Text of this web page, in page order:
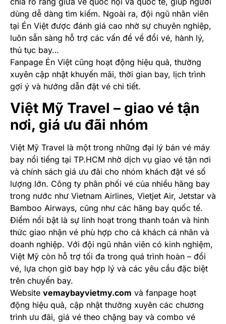
dùng dễ dàng tìm kiếm. Ngoài ra, đội ngũ nhân viên
tại Én Việt được đánh giá cao nhờ sự chuyên nghiệp,
luôn sẵn sàng hỗ trợ các vấn đề về đổi vé, hành lý,
thủ tục bay…
Fanpage Én Việt cũng hoạt động hiệu quả, thường
xuyên cập nhật khuyến mãi, thời gian bay, lịch trình
gợi ý và hướng dẫn đặt vé chi tiết.
Việt Mỹ Travel – giao vé tận
nơi, giá ưu đãi nhóm
Việt Mỹ Travel là một trong những đại lý bán vé máy
bay nổi tiếng tại TP.HCM nhờ dịch vụ giao vé tận nơi
và chính sách giá ưu đãi cho nhóm khách đặt vé số
lượng lớn. Công ty phân phối vé của nhiều hãng bay
trong nước như Vietnam Airlines, Vietjet Air, Jetstar và
Bamboo Airways, cũng như các hãng bay quốc tế.
Điểm nổi bật là sự linh hoạt trong thanh toán và hình
thức giao nhận vé phù hợp cho cả khách cá nhân và
doanh nghiệp. Với đội ngũ nhân viên có kinh nghiệm,
Việt Mỹ còn hỗ trợ tối đa trong quá trình hoàn – đổi
vé, lựa chọn giờ bay hợp lý và các yêu cầu đặc biệt
trên chuyến bay.
Website vemaybayvietmy.com và fanpage hoạt
động hiệu quả, cập nhật thường xuyên các chương
trình ưu đãi, giá vé theo chặng bay và combo vé